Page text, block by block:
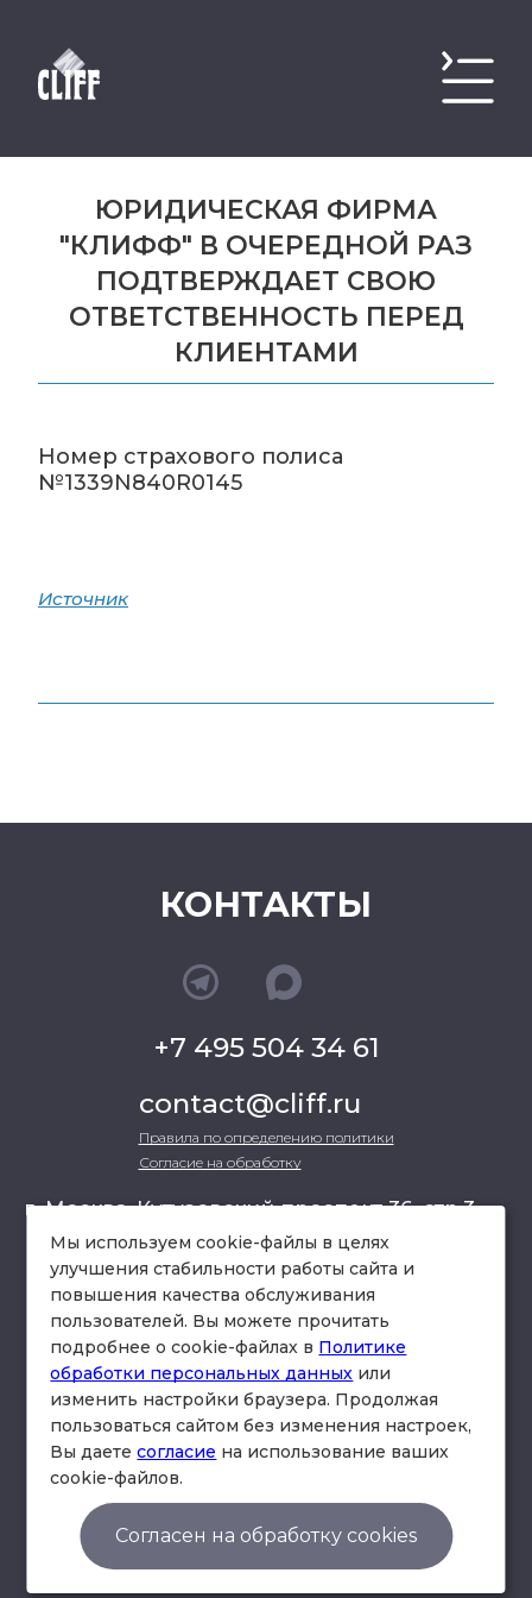
ЮРИДИЧЕСКАЯ ФИРМА
"КЛИФФ" В ОЧЕРЕДНОЙ РАЗ
ПОДТВЕРЖДАЕТ СВОЮ
ОТВЕТСТВЕННОСТЬ ПЕРЕД
КЛИЕНТАМИ
Номер страхового полиса
№1339N840R0145
Источник
КОНТАКТЫ
+7 495 504 34 61
contact@cliff.ru
Правила по определению политики
Согласие на обработку
г. Москва, Кутузовский проспект 36, стр.3 ,
офис 301
схема проезда
© Юридическая фирма «Клифф».
Согласие на обработку
Мы используем cookie-файлы в целях
улучшения стабильности работы сайта и
повышения качества обслуживания
пользователей. Вы можете прочитать
подробнее о cookie-файлах в Политике
обработки персональных данных или
изменить настройки браузера. Продолжая
пользоваться сайтом без изменения настроек,
Вы даетесогласие на использование ваших
cookie-файлов.
Согласен на обработку cookies